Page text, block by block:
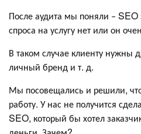
После аудита мы поняли ‒ SEO
спроса на услугу нет или он
В таком случае клиенту нужны
личный бренд и т. д.
Мы посовещались и решили,
работу. У нас не получится
SEO, который бы хотел